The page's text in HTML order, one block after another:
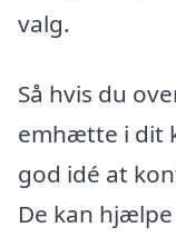
valg.
Så hvis du
emhætte i dit
god idé at
De kan